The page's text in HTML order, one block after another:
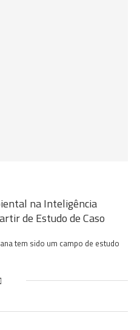
na Inteligência
de Estudo de Caso
tem sido um campo de estudo